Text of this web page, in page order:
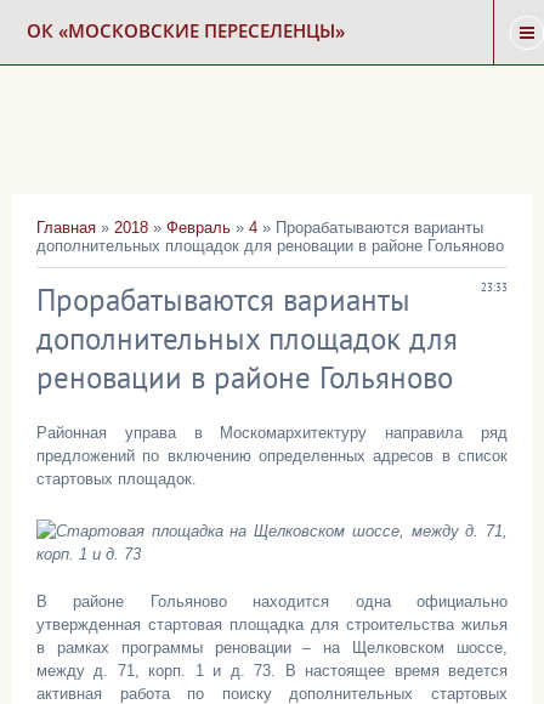
ОК «МОСКОВСКИЕ ПЕРЕСЕЛЕНЦЫ»
КАРТА СНОСА
ФОРУМ
Главная » 2018 » Февраль » 4 » Прорабатываются варианты
дополнительных площадок для реновации в районе Гольяново
23:33
Прорабатываются варианты
дополнительных площадок для
реновации в районе Гольяново
Районная управа в Москомархитектуру направила ряд
предложений по включению определенных адресов в список
стартовых площадок.
В районе Гольяново находится одна официально
утвержденная стартовая площадка для строительства жилья
в рамках программы реновации – на Щелковском шоссе,
между д. 71, корп. 1 и д. 73. В настоящее время ведется
активная работа по поиску дополнительных стартовых